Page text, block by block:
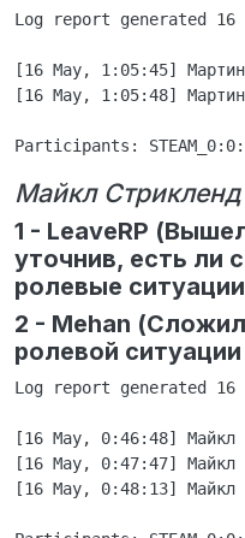
Log report generated 16
[16 May, 1:05:45] Мартин
[16 May, 1:05:48] Мартин
Майкл Стрикленд
1 - LeaveRP
уточнив, есть ли
ролевые
2 - Mehan
ролевой
Log report generated 16
[16 May, 0:46:48] Майкл
[16 May, 0:47:47] Майкл
[16 May, 0:48:13] Майкл